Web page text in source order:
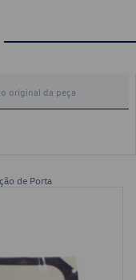
de Porta